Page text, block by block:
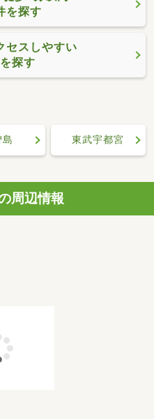
を探す
セスしやすい
探す
島 東武宇都宮
周辺情報